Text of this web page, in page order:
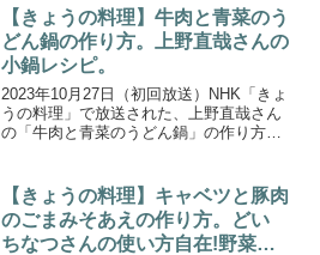
るっと続けられる「高たんぱく＆低脂
質」なダイエットレ...
【きょうの料理】牛肉と青菜のう
どん鍋の作り方。上野直哉さんの
小鍋レシピ。
2023年10月27日（初回放送）NHK「きょ
うの料理」で放送された、上野直哉さん
の「牛肉と青菜のうどん鍋」の作り方を
できあがり、１品で栄養バランスもバッ
チリな、忙しい...
【きょうの料理】キャベツと豚肉
のごまみそあえの作り方。どい
ちなつさんの使い方自在!野菜お